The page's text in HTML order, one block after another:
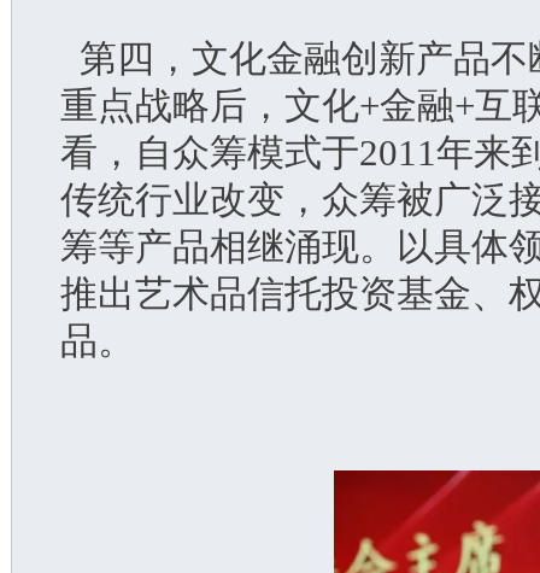
第四，文化金融创新产品
重点战略后，文化+金融+互
看，自众筹模式于2011年来
传统行业改变，众筹被广泛
筹等产品相继涌现。以具体
推出艺术品信托投资基金、
品。